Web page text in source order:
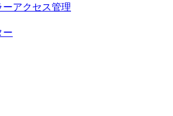
ーアクセス管理
ー